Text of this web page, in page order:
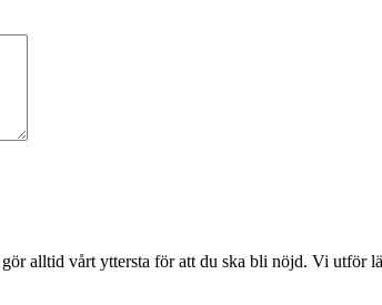
alltid vårt yttersta för att du ska bli nöjd. Vi utför